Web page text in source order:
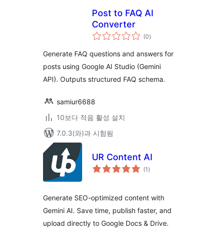
Post to FAQ AI
Converter
(0전
체
점
)
Generate FAQ questions and answers for
posts using Google AI Studio (Gemini
API). Outputs structured FAQ schema.
samiur6688
10보다 적음 활성 설치
7.0.3(와)과 시험됨
UR Content AI
(1 전
체)
Generate SEO-optimized content with
Gemini AI. Save time, publish faster, and
upload directly to Google Docs & Drive.